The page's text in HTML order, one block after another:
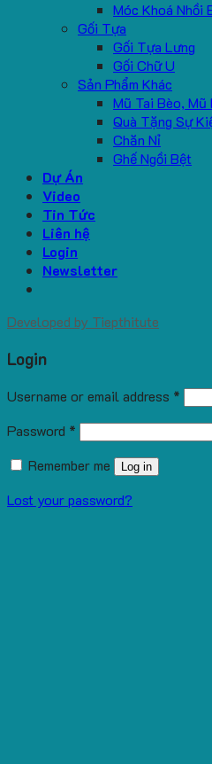
Móc Khoá Nhồi
Gối Tựa
Gối Tựa Lưng
Gối Chữ U
Sản Phẩm Khác
Mũ Tai Bèo, Mũ
Quà Tặng Sự
Chăn Nỉ
Ghế Ngồi Bệt
Dự Án
Video
Tin Tức
Liên hệ
Login
Newsletter
Developed by Tiepthitute
Login
Username or email address *
Password *
Remember me
Log in
Lost your password?